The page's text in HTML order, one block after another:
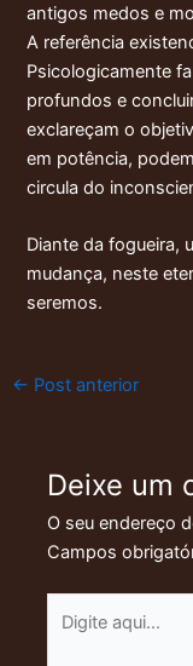
antigos medos e
A referência
Psicologicamente
profundos e
exclareçam o
em potência,
circula do
Diante da fogueira,
mudança, neste
seremos.
← Post anterior
Deixe um
O seu endereço
Campos
aqui...